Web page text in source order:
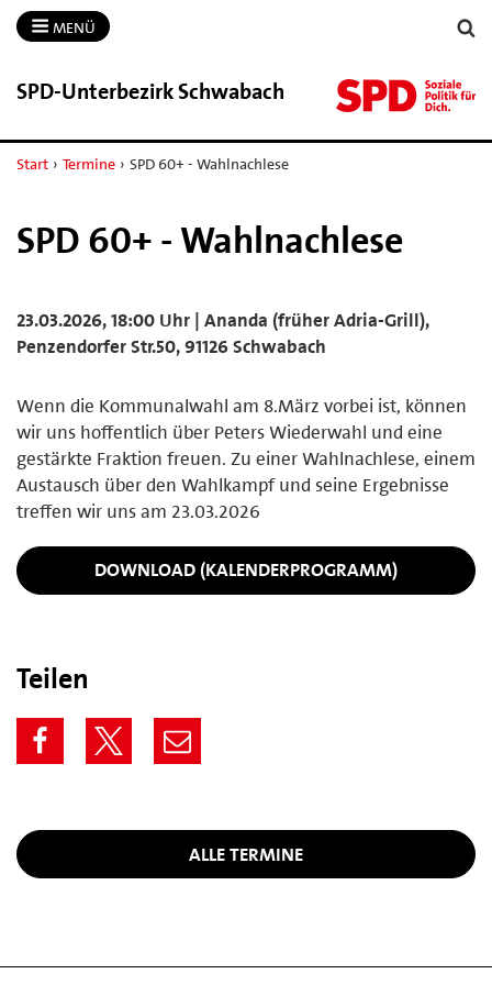
MENÜ
SPD-​Unterbezirk Schwabach
Start › Termine › SPD 60+ - Wahlnachlese
SPD 60+ - Wahlnachlese
23.03.2026, 18:00 Uhr | Ananda (früher Adria-Grill),
Penzendorfer Str.50, 91126 Schwabach
Wenn die Kommunalwahl am 8.März vorbei ist, können
wir uns hoffentlich über Peters Wiederwahl und eine
gestärkte Fraktion freuen. Zu einer Wahlnachlese, einem
Austausch über den Wahlkampf und seine Ergebnisse
treffen wir uns am 23.03.2026
DOWNLOAD (KALENDERPROGRAMM)
Teilen
ALLE TERMINE